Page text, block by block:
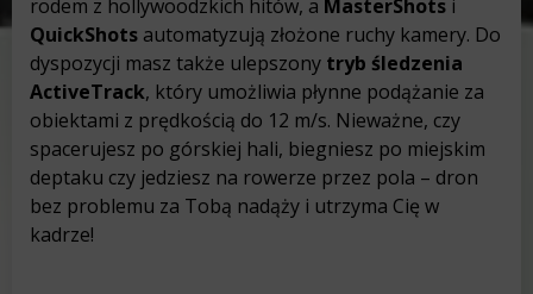
rodem z hollywoodzkich hitów, a MasterShots i
QuickShots automatyzują złożone ruchy kamery. Do
dyspozycji masz także ulepszony tryb śledzenia
ActiveTrack, który umożliwia płynne podążanie za
obiektami z prędkością do 12 m/s. Nieważne, czy
spacerujesz po górskiej hali, biegniesz po miejskim
deptaku czy jedziesz na rowerze przez pola – dron
bez problemu za Tobą nadąży i utrzyma Cię w
kadrze!